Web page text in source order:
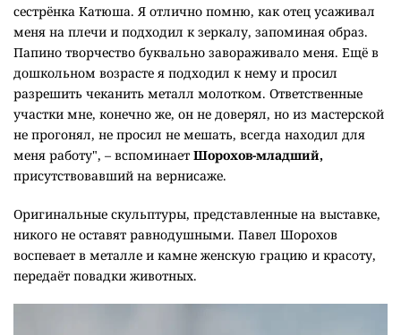
сестрёнка Катюша. Я отлично помню, как отец усаживал
меня на плечи и подходил к зеркалу, запоминая образ.
Папино творчество буквально завораживало меня. Ещё в
дошкольном возрасте я подходил к нему и просил
разрешить чеканить металл молотком. Ответственные
участки мне, конечно же, он не доверял, но из мастерской
не прогонял, не просил не мешать, всегда находил для
меня работу", – вспоминает Шорохов-младший,
присутствовавший на вернисаже.
Оригинальные скульптуры, представленные на выставке,
никого не оставят равнодушными. Павел Шорохов
воспевает в металле и камне женскую грацию и красоту,
передаёт повадки животных.